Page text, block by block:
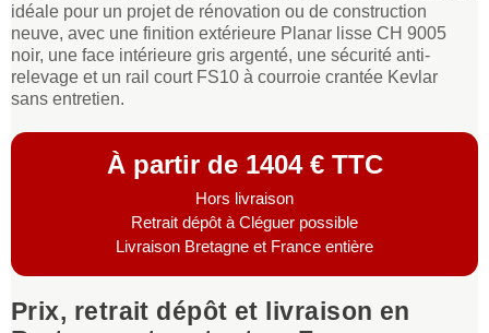
idéale pour un projet de rénovation ou de construction
neuve, avec une finition extérieure Planar lisse CH 9005
noir, une face intérieure gris argenté, une sécurité anti-
relevage et un rail court FS10 à courroie crantée Kevlar
sans entretien.
À partir de 1404 € TTC
Hors livraison
Retrait dépôt à Cléguer possible
Livraison Bretagne et France entière
Prix, retrait dépôt et livraison en